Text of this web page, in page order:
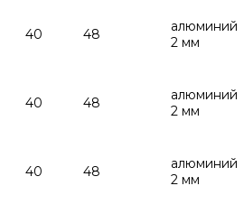
40 48
алюминий
2 мм
40 48
алюминий
2 мм
40 48
алюминий
2 мм